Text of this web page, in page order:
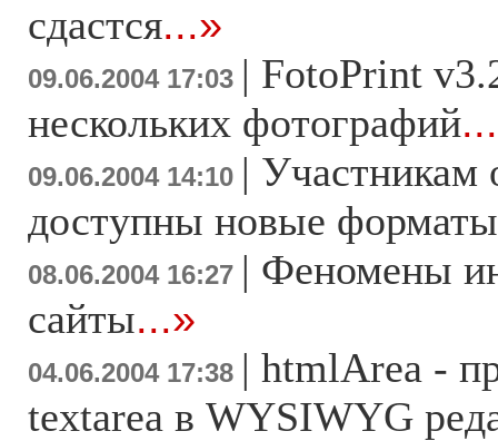
сдастся...»
09.06.2004 17:03 | FotoPrint
нескольких фотографий
09.06.2004 14:10 | Участникам
доступны новые
08.06.2004 16:27 | Феномены
сайты...»
04.06.2004 17:38 | htmlArea -
textarea в WYSIWYG